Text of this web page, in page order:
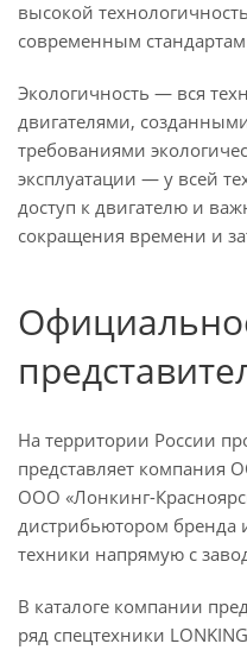
высокой
современным стандартам
Экологичность — вся
двигателями,
требованиями
эксплуатации — у всей
доступ к двигателю и
сокращения времени и
На территории России
представляет компания
ООО «Лонкинг-
дистрибьютором бренда
техники напрямую с
В каталоге компании
ряд спецтехники